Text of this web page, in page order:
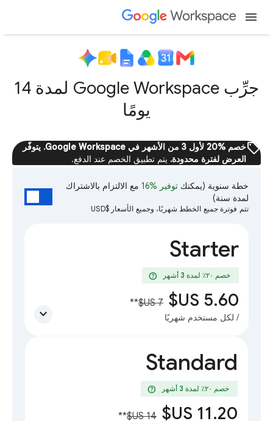
menu
جرِّب Google Workspace لمدة 14
يومًا
sell
خصم %20 لأول 3 من الأشهر في Google Workspace. يتوفّر
العرض لفترة محدودة. يتم تطبيق الخصم عند الدفع.
خطة سنوية (يمكنك توفير %16
مع الالتزام بالاشتراك
لمدة سنة)
تتم فوترة جميع الخطط شهريًا، وجميع الأسعار $USD
Starter
خصم ٢٠٪؜ لمدة 3 أشهر help
**
/ لكل مستخدم شهريًا expand_more
Standard
خصم ٢٠٪؜ لمدة 3 أشهر help
**